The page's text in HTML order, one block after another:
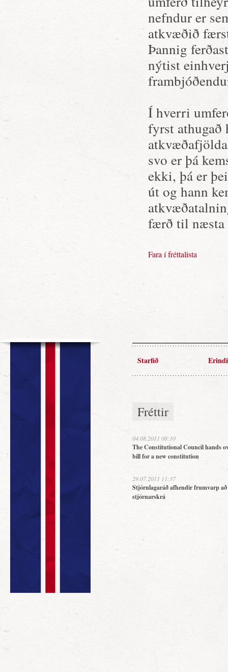
nefndur er
atkvæðið
Þannig
nýtist
Í hverri
fyrst athugað
svo er þá
ekki, þá er
út og hann
færð til næsta
Fara í fréttalista
Starfið Erindi
Fréttir
04.08.2011 08:10
The Constitutional Council hands
bill for a new constitution
29.07.2011 11:37
Stjórnlagaráð afhendir frumvarp
stjórnarskrá